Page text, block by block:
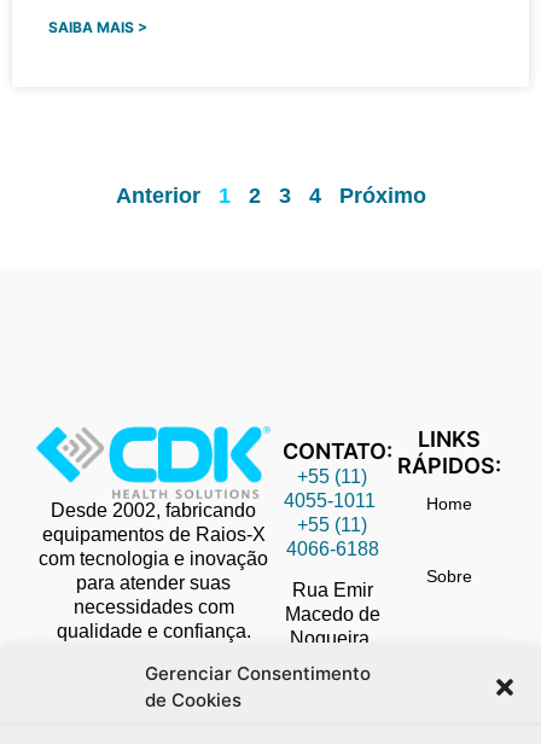
Gerenciar Consentimento
de Cookies
SAIBA MAIS >
Anterior 1 2 3 4 Próximo
Desde 2002, fabricando
equipamentos de Raios-X
com tecnologia e inovação
para atender suas
necessidades com
qualidade e confiança.
CONTATO:
+55 (11)
4055-1011
+55 (11)
4066-6188
Rua Emir
Macedo de
Nogueira,
Diadema,
LINKS
RÁPIDOS:
Home
Sobre